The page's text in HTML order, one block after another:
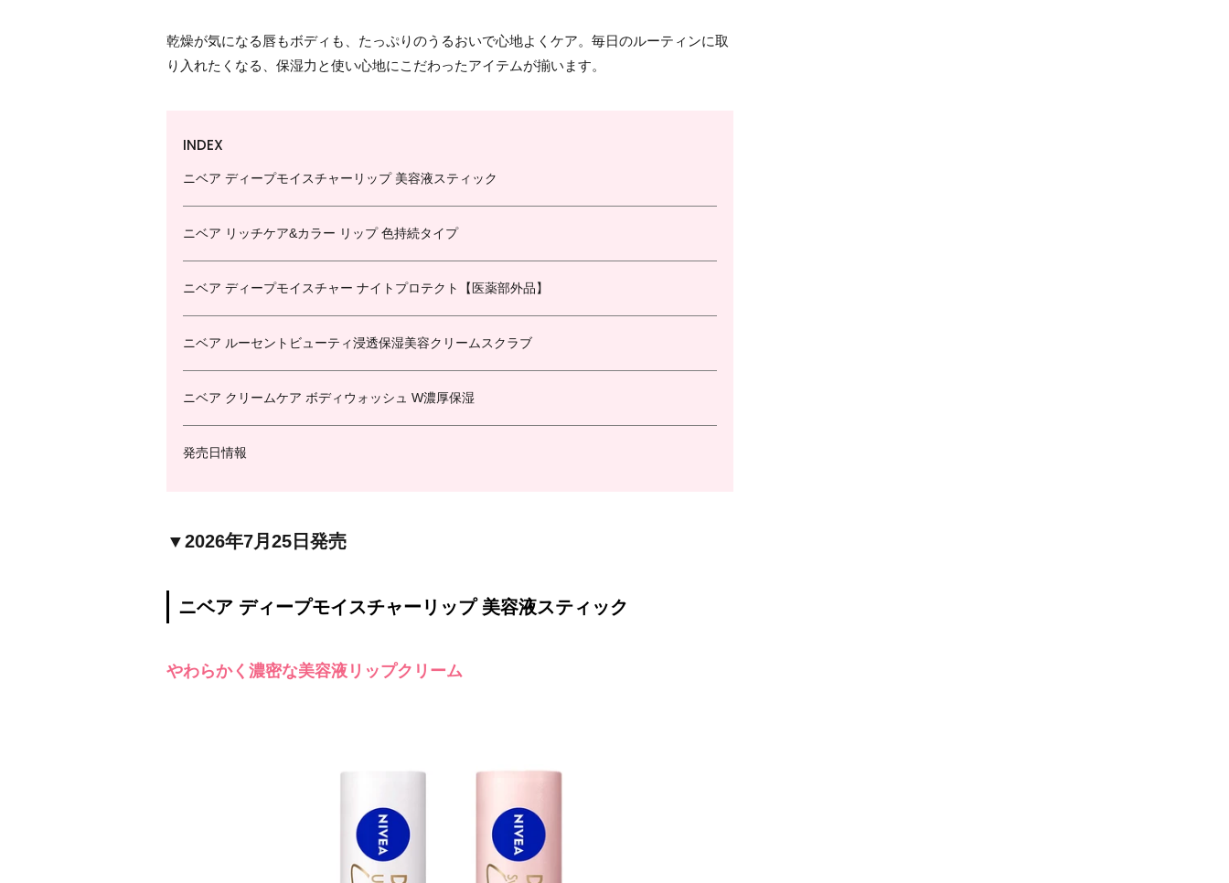
乾燥が気になる唇もボディも、たっぷりのうるおいで心地よくケア。毎日のルーティンに取
り入れたくなる、保湿力と使い心地にこだわったアイテムが揃います。
INDEX
ニベア ディープモイスチャーリップ 美容液スティック
ニベア リッチケア&カラー リップ 色持続タイプ
ニベア ディープモイスチャー ナイトプロテクト【医薬部外品】
ニベア ルーセントビューティ浸透保湿美容クリームスクラブ
ニベア クリームケア ボディウォッシュ W濃厚保湿
発売日情報
▼2026年7月25日発売
ニベア ディープモイスチャーリップ 美容液スティック
やわらかく濃密な美容液リップクリーム